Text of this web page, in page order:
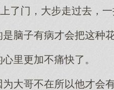
上了门，大步走过去，
是脑子有病才会把这种
里更加不痛快了。
为大哥不在所以他才会